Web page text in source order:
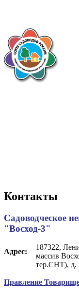
Контакты
Садоводческое
"Восход-3"
Адрес:
187322,
массив
тер.СНТ), д.
Правление